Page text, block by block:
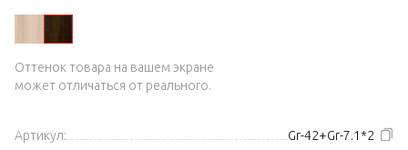
Оттенок товара на вашем экране
может отличаться от реального.
Артикул:
Gr-42+Gr-7.1*2